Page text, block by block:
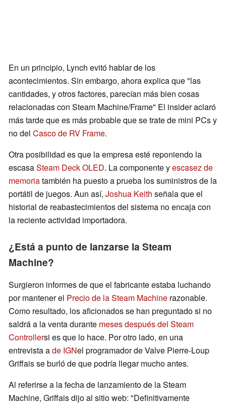
En un principio, Lynch evitó hablar de los
acontecimientos. Sin embargo, ahora explica que "las
cantidades, y otros factores, parecían más bien cosas
relacionadas con Steam Machine/Frame" El insider aclaró
más tarde que es más probable que se trate de mini PCs y
no del Casco de RV Frame.
Otra posibilidad es que la empresa esté reponiendo la
escasaSteam Deck OLED. La componente yescasez de
memoriatambién ha puesto a prueba los suministros de la
portátil de juegos. Aun así, Joshua Keith señala que el
historial de reabastecimientos del sistema no encaja con
la reciente actividad importadora.
¿Está a punto de lanzarse la Steam
Machine?
Surgieron informes de que el fabricante estaba luchando
por mantener el Precio de la Steam Machine razonable.
Como resultado, los aficionados se han preguntado si no
saldrá a la venta durante meses después del Steam
Controllersi es que lo hace. Por otro lado, en una
entrevista ade IGNel programador de Valve Pierre-Loup
Griffais se burló de que podría llegar mucho antes.
Al referirse a la fecha de lanzamiento de la Steam
Machine, Griffais dijo al sitio web: "Definitivamente